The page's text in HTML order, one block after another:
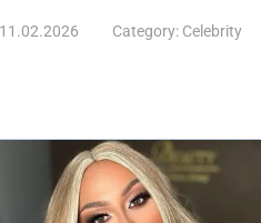
11.02.2026 Category: Celebrity